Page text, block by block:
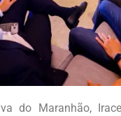
do Maranhão,